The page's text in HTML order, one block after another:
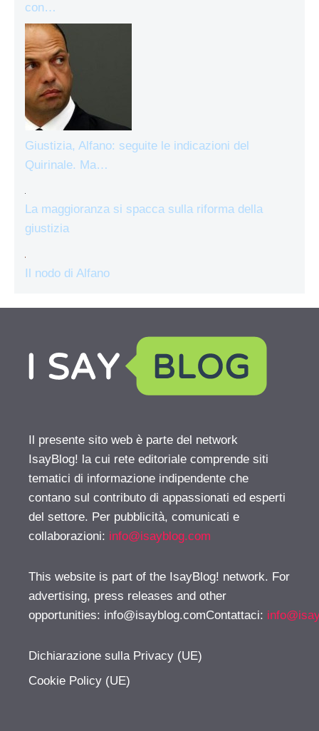
con…
Giustizia, Alfano: seguite le indicazioni del
Quirinale. Ma…
La maggioranza si spacca sulla riforma della
giustizia
Il nodo di Alfano
Il presente sito web è parte del network
IsayBlog! la cui rete editoriale comprende siti
tematici di informazione indipendente che
contano sul contributo di appassionati ed esperti
del settore. Per pubblicità, comunicati e
collaborazioni: info@isayblog.com
This website is part of the IsayBlog! network. For
advertising, press releases and other
opportunities: info@isayblog.comContattaci:
Dichiarazione sulla Privacy (UE)
Cookie Policy (UE)